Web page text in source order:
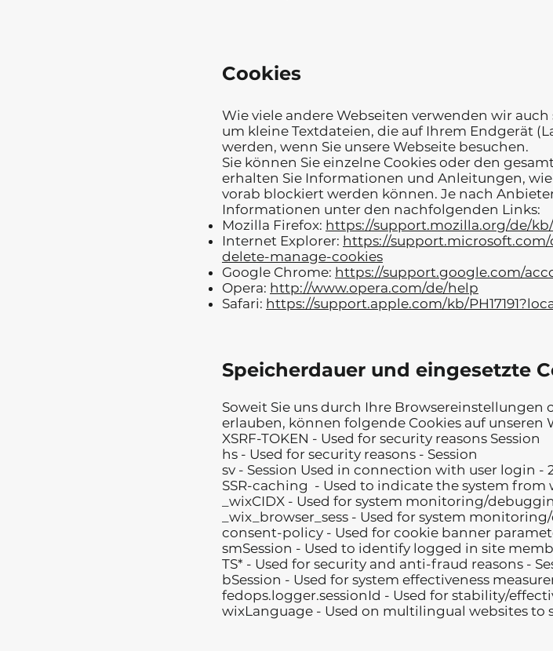
Cookies
Wie viele andere Webseiten verwenden wir auch
um kleine Textdateien, die auf Ihrem Endgerät
werden, wenn Sie unsere Webseite besuchen.
Sie können Sie einzelne Cookies oder den
erhalten Sie Informationen und Anleitungen,
vorab blockiert werden können. Je nach
Informationen unter den nachfolgenden Links:
Mozilla Firefox: https://support.mozilla.org/de/
Internet Explorer: https://
delete-manage-cookies
Google Chrome: https://support.google.com/
Opera: http://www.opera.com/de/help
Safari: https://support.apple.com/kb/
Speicherdauer und eingesetzte
Soweit Sie uns durch Ihre
erlauben, können folgende Cookies auf unseren
XSRF-TOKEN - Used for security reasons Session
hs - Used for security reasons - Session
sv - Session Used in connection with user login -
SSR-caching - Used to indicate the system
_wixCIDX - Used for system monitoring/
_wix_browser_sess - Used for system
consent-policy - Used for cookie banner
smSession - Used to identify logged in site
TS* - Used for security and anti-fraud reasons -
bSession - Used for system effectiveness
fedops.logger.sessionId - Used for stability/
wixLanguage - Used on multilingual websites to